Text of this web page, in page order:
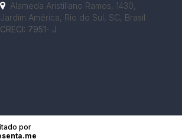
Alameda Aristiliano Ramos, 1430,
Jardim América, Rio do Sul, SC, Brasil
CRECI: 7951- J